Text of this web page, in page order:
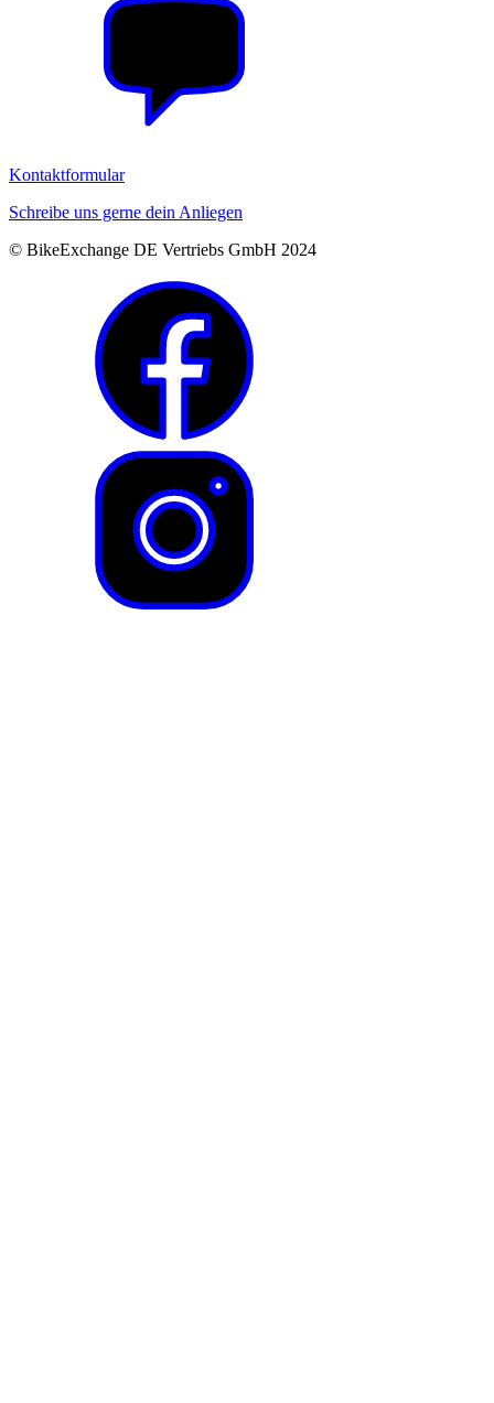
Kontaktformular
Schreibe uns gerne dein Anliegen
© BikeExchange DE Vertriebs GmbH 2024